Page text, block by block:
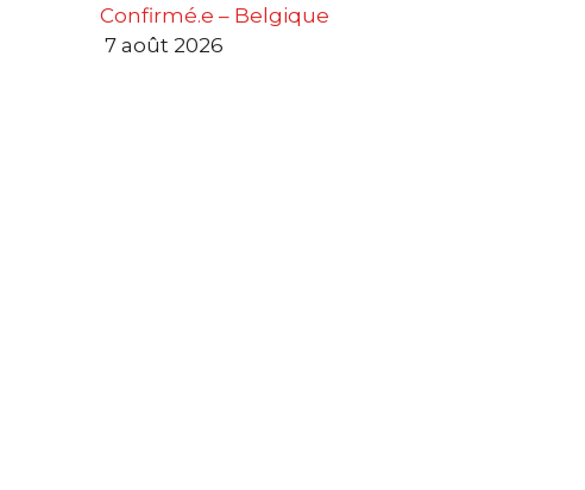
Confirmé.e – Belgique
7 août 2026